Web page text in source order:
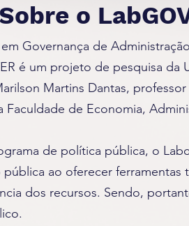
Sobre o
Governança de
é um projeto de pesquisa da
Martins Dantas,
Faculdade de Economia,
de política pública, o
ao oferecer
dos recursos. Sendo,